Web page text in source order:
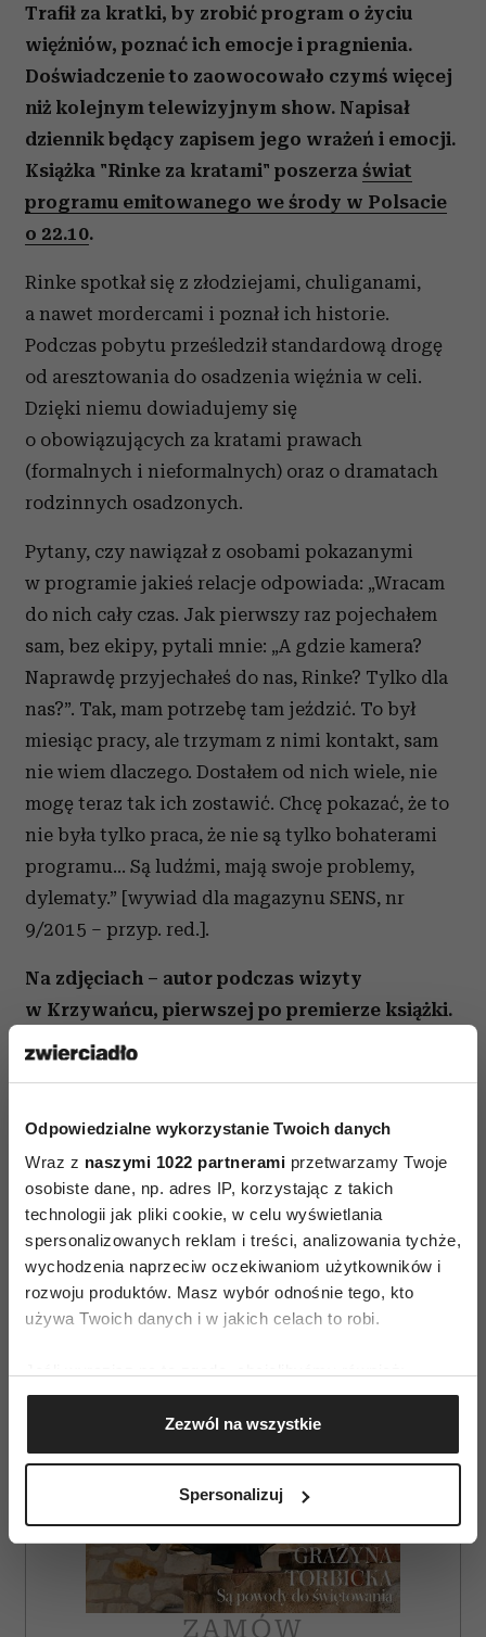
Odpowiedzialne wykorzystanie Twoich danych
Wraz z naszymi 1022 partnerami przetwarzamy Twoje
osobiste dane, np. adres IP, korzystając z takich
technologii jak pliki cookie, w celu wyświetlania
spersonalizowanych reklam i treści, analizowania tychże,
wychodzenia naprzeciw oczekiwaniom użytkowników i
rozwoju produktów. Masz wybór odnośnie tego, kto
używa Twoich danych i w jakich celach to robi.
Gromadzić dane dotyczące Twojej lokalizacji
geograficznej z dokładnością nawet do kilku metrów
Identyfikować Twoje urządzenie, aktywnie
(fingerprinting, czyli wirtualny odcisk palca)
dane są przetwarzane oraz ustaw własne preferencje w
sekcji szczegółów
. W Deklaracji plików cookie możesz
zmienić lub wycofać swoją zgodę w dowolnej chwili.
Zezwól na wszystkie
Spersonalizuj
Trafił za kratki, by zrobić program o życiu
więźniów, poznać ich emocje i pragnienia.
Doświadczenie to zaowocowało czymś więcej
niż kolejnym telewizyjnym show. Napisał
dziennik będący zapisem jego wrażeń i emocji.
Książka "Rinke za kratami" poszerza świat
programu emitowanego we środy w Polsacie
o 22.10.
Rinke spotkał się z złodziejami, chuliganami,
a nawet mordercami i poznał ich historie.
Podczas pobytu prześledził standardową drogę
od aresztowania do osadzenia więźnia w celi.
Dzięki niemu dowiadujemy się
o obowiązujących za kratami prawach
(formalnych i nieformalnych) oraz o dramatach
rodzinnych osadzonych.
Pytany, czy nawiązał z osobami pokazanymi
w programie jakieś relacje odpowiada: „Wracam
do nich cały czas. Jak pierwszy raz pojechałem
sam, bez ekipy, pytali mnie: „A gdzie kamera?
Naprawdę przyjechałeś do nas, Rinke? Tylko dla
nas?”. Tak, mam potrzebę tam jeździć. To był
miesiąc pracy, ale trzymam z nimi kontakt, sam
nie wiem dlaczego. Dostałem od nich wiele, nie
mogę teraz tak ich zostawić. Chcę pokazać, że to
nie była tylko praca, że nie są tylko bohaterami
programu... Są ludźmi, mają swoje problemy,
dylematy.” [wywiad dla magazynu SENS, nr
9/2015 – przyp. red.].
Na zdjęciach – autor podczas wizyty
w Krzywańcu, pierwszej po premierze książki.
AUTOPROMOCJA
ZAMÓW